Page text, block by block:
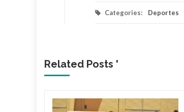
Categories: Deportes
Related Posts '